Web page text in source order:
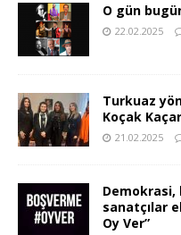
O gün
22.02.2025
Turkuaz
Koçak
21.02.2025
Demokrasi,
sanatçılar
Oy Ver”